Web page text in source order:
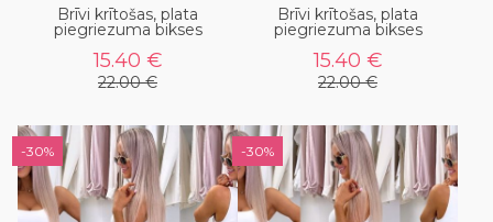
Brīvi krītošas, plata
piegriezuma bikses
15.40 €
22.00 €
Brīvi krītošas, plata
piegriezuma bikses
15.40 €
22.00 €
-30% -30%